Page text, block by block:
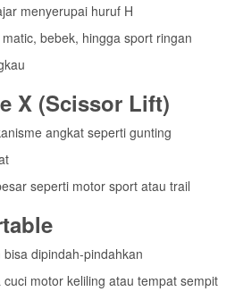
menyerupai huruf H
bebek, hingga sport ringan
X (Scissor Lift)
angkat seperti gunting
seperti motor sport atau trail
dipindah-pindahkan
motor keliling atau tempat sempit